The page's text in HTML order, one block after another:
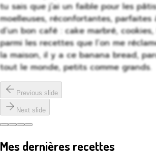
tu sais que j’ai un faible pour les
moelleuses, réconfortantes, parfaites
d’un bon café : cake marbré,
parmi les recettes que l’on me
la maison, il y a ce banana bread,
tout le monde, petits comme grands.
Previous slide
Next slide
Mes dernières recettes